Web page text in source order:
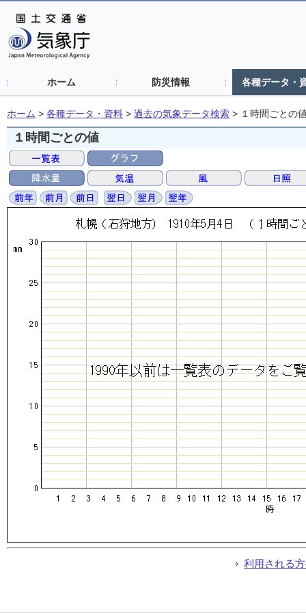
ホーム 防災情報 各種データ・
ホーム > 各種データ・資料 > 過去の気象データ検索 > １時間ごとの
１時間ごとの値
利用される